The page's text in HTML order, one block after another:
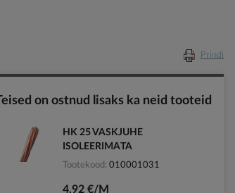
Prindi
Teised on ostnud lisaks ka neid tooteid
HK 25 VASKJUHE
ISOLEERIMATA
Tootekood 010001031
4,92 €/M